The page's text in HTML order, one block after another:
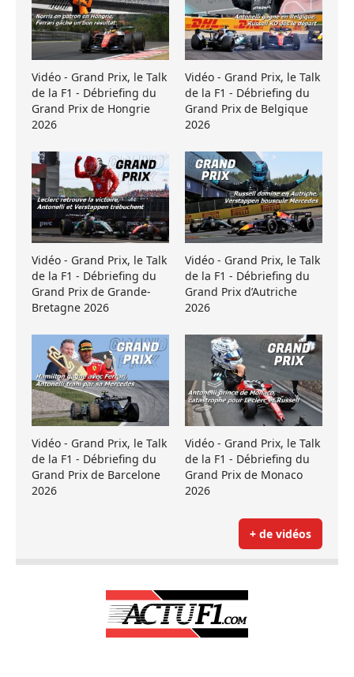
Vidéo - Grand Prix, le Talk
de la F1 - Débriefing du
Grand Prix de Hongrie
2026
Vidéo - Grand Prix, le Talk
de la F1 - Débriefing du
Grand Prix de Belgique
2026
Vidéo - Grand Prix, le Talk
de la F1 - Débriefing du
Grand Prix de Grande-
Bretagne 2026
Vidéo - Grand Prix, le Talk
de la F1 - Débriefing du
Grand Prix d’Autriche
2026
Vidéo - Grand Prix, le Talk
de la F1 - Débriefing du
Grand Prix de Barcelone
2026
Vidéo - Grand Prix, le Talk
de la F1 - Débriefing du
Grand Prix de Monaco
2026
+ de vidéos